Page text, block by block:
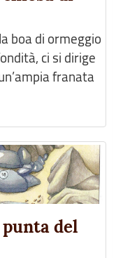
boa di ormeggio
ci si dirige
franata
del